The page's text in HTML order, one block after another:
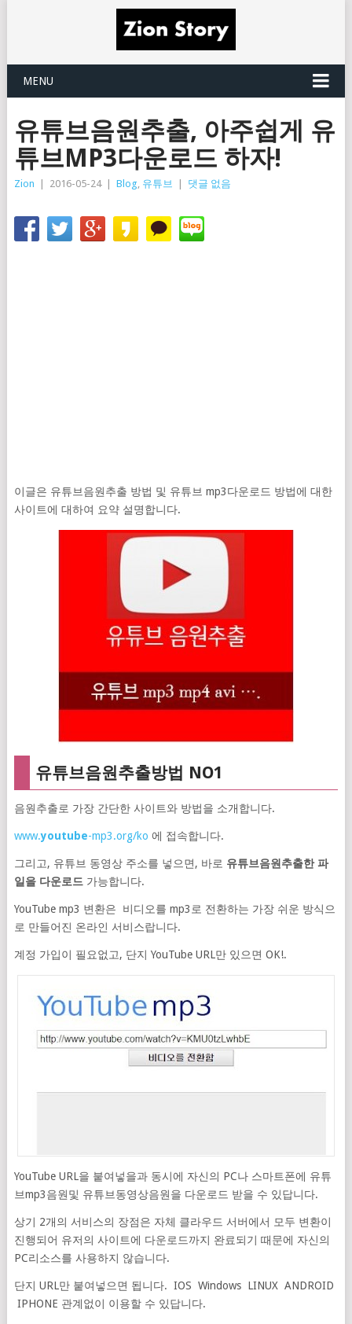
MENU
유튜브음원추출, 아주쉽게 유
튜브MP3다운로드 하자!
Zion 2016-05-24 Blog, 유튜브 댓글 없음
이글은 유튜브음원추출 방법 및 유튜브 mp3다운로드 방법에 대한
사이트에 대하여 요약 설명합니다.
유튜브음원추출방법 NO1
음원추출로 가장 간단한 사이트와 방법을 소개합니다.
www.youtube-mp3.org/ko 에 접속합니다.
그리고, 유튜브 동영상 주소를 넣으면, 바로 유튜브음원추출한 파
일을 다운로드 가능합니다.
YouTube mp3 변환은 비디오를 mp3로 전환하는 가장 쉬운 방식으
로 만들어진 온라인 서비스랍니다.
계정 가입이 필요없고, 단지 YouTube URL만 있으면 OK!.
YouTube URL을 붙여넣을과 동시에 자신의 PC나 스마트폰에 유튜
브mp3음원및 유튜브동영상음원을 다운로드 받을 수 있답니다.
상기 2개의 서비스의 장점은 자체 클라우드 서버에서 모두 변환이
진행되어 유저의 사이트에 다운로드까지 완료되기 때문에 자신의
PC리소스를 사용하지 않습니다.
단지 URL만 붙여넣으면 됩니다. IOS Windows LINUX ANDROID
IPHONE 관계없이 이용할 수 있답니다.